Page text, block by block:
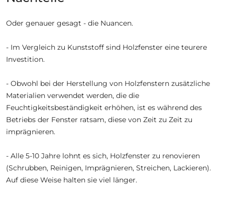
Oder genauer gesagt - die Nuancen.
- Im Vergleich zu Kunststoff sind Holzfenster eine teurere
Investition.
- Obwohl bei der Herstellung von Holzfenstern zusätzliche
Materialien verwendet werden, die die
Feuchtigkeitsbeständigkeit erhöhen, ist es während des
Betriebs der Fenster ratsam, diese von Zeit zu Zeit zu
imprägnieren.
- Alle 5-10 Jahre lohnt es sich, Holzfenster zu renovieren
(Schrubben, Reinigen, Imprägnieren, Streichen, Lackieren).
Auf diese Weise halten sie viel länger.